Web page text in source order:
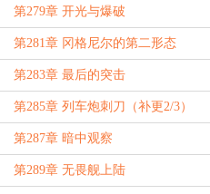
第279章 开光与爆破
第281章 冈格尼尔的第二形态
第283章 最后的突击
第285章 列车炮刺刀（补更2/3）
第287章 暗中观察
第289章 无畏舰上陆